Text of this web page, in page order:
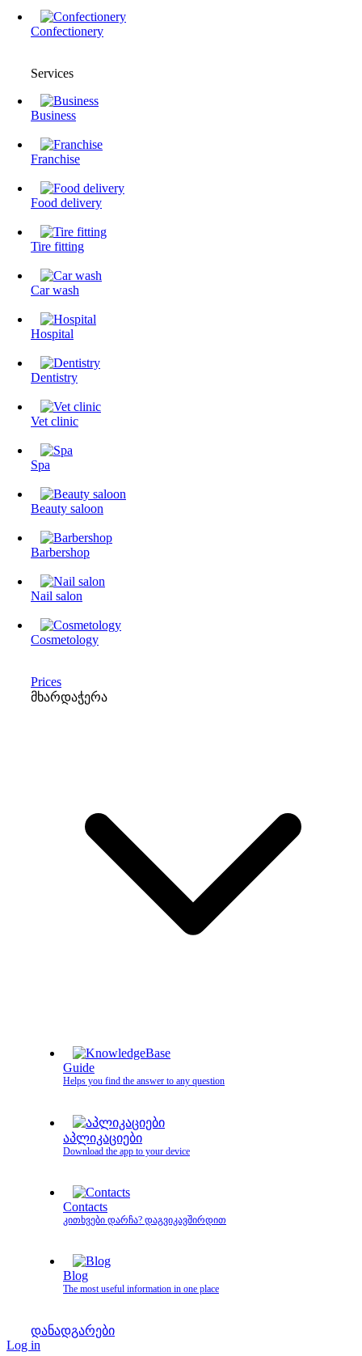
Confectionery
Services
Business
Franchise
Food delivery
Tire fitting
Сar wash
Hospital
Dentistry
Vet clinic
Spa
Beauty saloon
Barbershop
Nail salon
Cosmetology
Prices
მხარდაჭერა
Guide
Helps you find the answer to any question
აპლიკაციები
Download the app to your device
Contacts
კითხვები დარჩა? დაგვიკავშირდით
Blog
The most useful information in one place
დანადგარები
Log in